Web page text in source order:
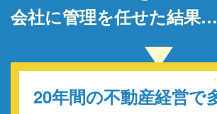
会社に管理を任せた結果…
20年間の不動産経営で